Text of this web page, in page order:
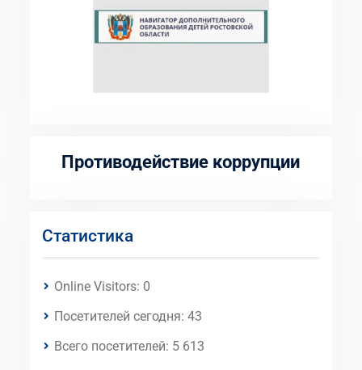
Противодействие коррупции
Статистика
Online Visitors: 0
Посетителей сегодня: 43
Всего посетителей: 5 613